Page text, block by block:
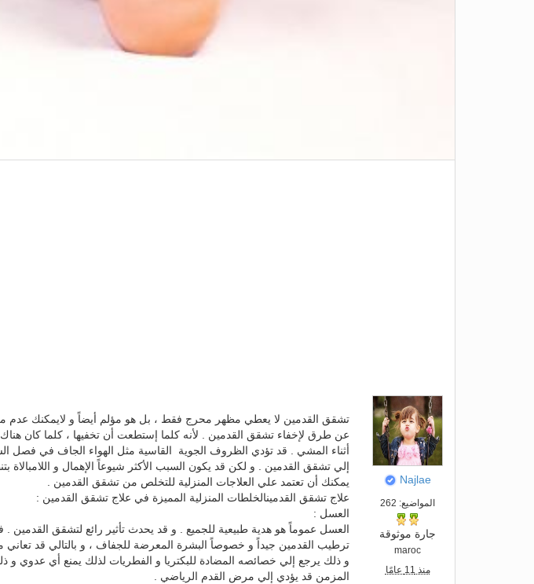
Najlae
المواضيع: 262
جارة موثوقة
maroc
منذ 11 عامًا
تشقق القدمين لا يعطي مظهر محرج فقط ، بل هو مؤلم أيضاً و لايمكنك عدم
عن طرق لإخفاء تشقق القدمين . لأنه كلما إستطعت أن تخفيها ، كلما كان هناك
أثناء المشي . قد تؤدي الظروف الجوية القاسية مثل الهواء الجاف في فصل
إلي تشقق القدمين . و لكن قد يكون السبب الأكثر شيوعاً الإهمال و اللامبالاة
يمكنك أن تعتمد علي العلاجات المنزلية للتخلص من تشقق القدمين .
علاج تشقق القدمينالخلطات المنزلية المميزة في علاج تشقق القدمين :
العسل :
العسل عموماً هو هدية طبيعية للجميع . و قد يحدث تأثير رائع لتشقق القدمين
ترطيب القدمين جيداً و خصوصاً البشرة المعرضة للجفاف ، و بالتالي قد تعاني
و ذلك يرجع إلي خصائصه المضادة للبكتريا و الفطريات لذلك يمنع أي عدوي و
المزمن قد يؤدي إلي مرض القدم الرياضي .